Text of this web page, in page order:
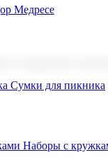
Медресе
Сумки для пикника
продукцию для
Наборы с